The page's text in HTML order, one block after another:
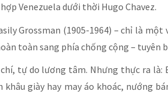
Venezuela dưới thời Hugo Chavez.
Grossman (1905-1964) – chỉ là một
toàn sang phía chống cộng – tuyên
tự do lương tâm. Nhưng thực ra là:
giày hay may áo khoác, nướng